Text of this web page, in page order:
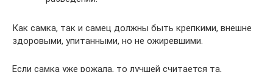
Как самка, так и самец должны быть крепкими, внешне
здоровыми, упитанными, но не ожиревшими.
Если самка уже рожала, то лучшей считается та,